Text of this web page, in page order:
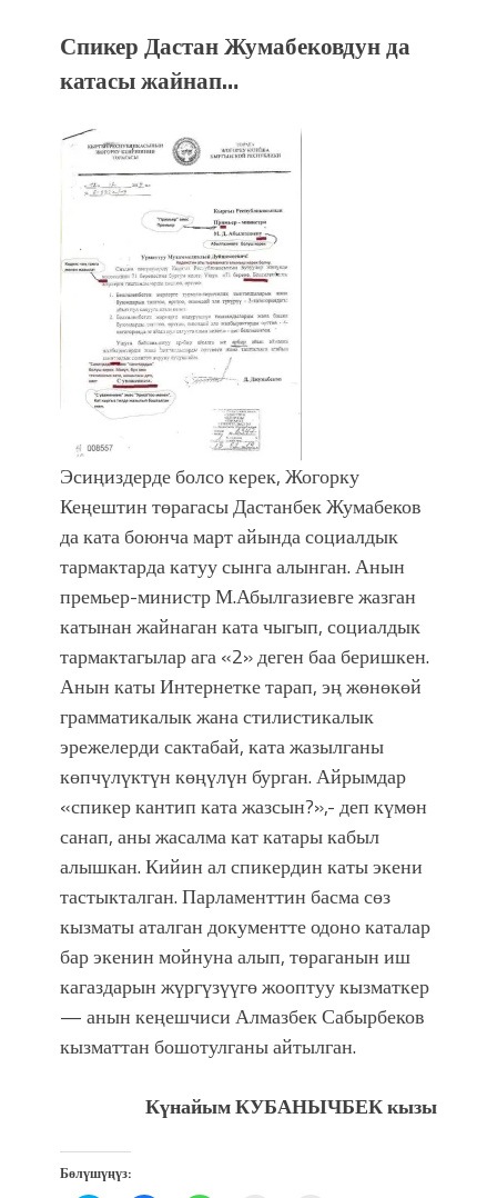
Спикер Дастан Жумабековдун да
катасы жайнап…
Эсиңиздерде болсо керек, Жогорку
Кеңештин төрагасы Дастанбек Жумабеков
да ката боюнча март айында социалдык
тармактарда катуу сынга алынган. Анын
премьер-министр М.Абылгазиевге жазган
катынан жайнаган ката чыгып, социалдык
тармактагылар ага «2» деген баа беришкен.
Анын каты Интернетке тарап, эң жөнөкөй
грамматикалык жана стилистикалык
эрежелерди сактабай, ката жазылганы
көпчүлүктүн көңүлүн бурган. Айрымдар
«спикер кантип ката жазсын?»,- деп күмөн
санап, аны жасалма кат катары кабыл
алышкан. Кийин ал спикердин каты экени
тастыкталган. Парламенттин басма сөз
кызматы аталган документте одоно каталар
бар экенин мойнуна алып, төраганын иш
кагаздарын жүргүзүүгө жооптуу кызматкер
— анын кеңешчиси Алмазбек Сабырбеков
кызматтан бошотулганы айтылган.
Күнайым КУБАНЫЧБЕК кызы
Бөлүшүңүз: